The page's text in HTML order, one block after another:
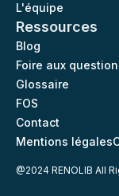
L'équipe
Ressources
Blog
Foire aux
Glossaire
FOS
Contact
Mentions légales
@2024 RENOLIB All